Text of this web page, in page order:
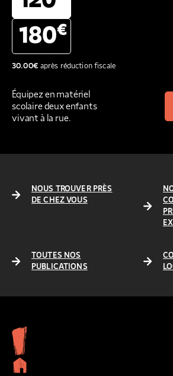
180€
30.00€après réduction fiscale
Équipez en matériel
scolaire deux enfants
vivant à la rue.
NOUS TROUVER PRÈS
DE CHEZ VOUS
TOUTES NOS
PUBLICATIONS